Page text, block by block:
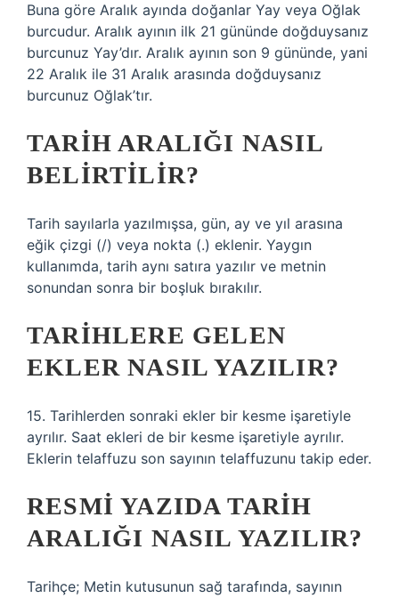
Buna göre Aralık ayında doğanlar Yay veya Oğlak
burcudur. Aralık ayının ilk 21 gününde doğduysanız
burcunuz Yay’dır. Aralık ayının son 9 gününde, yani
22 Aralık ile 31 Aralık arasında doğduysanız
burcunuz Oğlak’tır.
TARIH ARALIĞI NASIL
BELIRTILIR?
Tarih sayılarla yazılmışsa, gün, ay ve yıl arasına
eğik çizgi (/) veya nokta (.) eklenir. Yaygın
kullanımda, tarih aynı satıra yazılır ve metnin
sonundan sonra bir boşluk bırakılır.
TARIHLERE GELEN
EKLER NASIL YAZILIR?
15. Tarihlerden sonraki ekler bir kesme işaretiyle
ayrılır. Saat ekleri de bir kesme işaretiyle ayrılır.
Eklerin telaffuzu son sayının telaffuzunu takip eder.
RESMI YAZIDA TARIH
ARALIĞI NASIL YAZILIR?
Tarihçe; Metin kutusunun sağ tarafında, sayının